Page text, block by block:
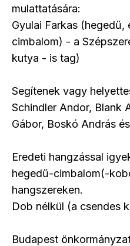
mulattatására:
Gyulai Farkas
cimbalom) - a
kutya - is tag)
Segítenek vagy
Schindler Andor, Blank
Gábor, Boskó András
Eredeti hangzással
hegedű-cimbalom(-
hangszereken.
Dob nélkül (a csendes
Budapest